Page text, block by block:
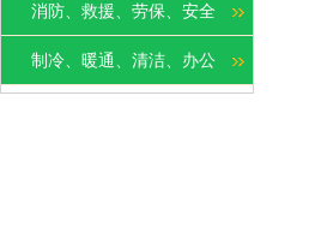
消防、救援、劳保、安全
制冷、暖通、清洁、办公